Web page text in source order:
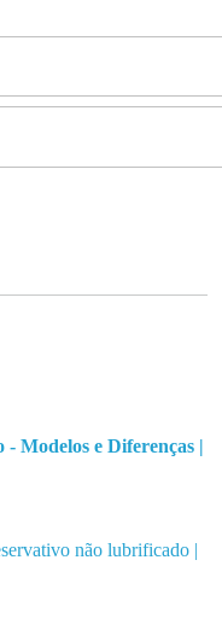
- Modelos e Diferenças |
não lubrificado |